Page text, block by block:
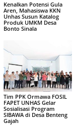
Kenalkan Potensi Gula
Aren, Mahasiswa KKN
Unhas Susun Katalog
Produk UMKM Desa
Bonto Sinala
Tim PPK Ormawa FOSIL
FAPET UNHAS Gelar
Sosialisasi Program
SIBAWA di Desa Benteng
Gajah